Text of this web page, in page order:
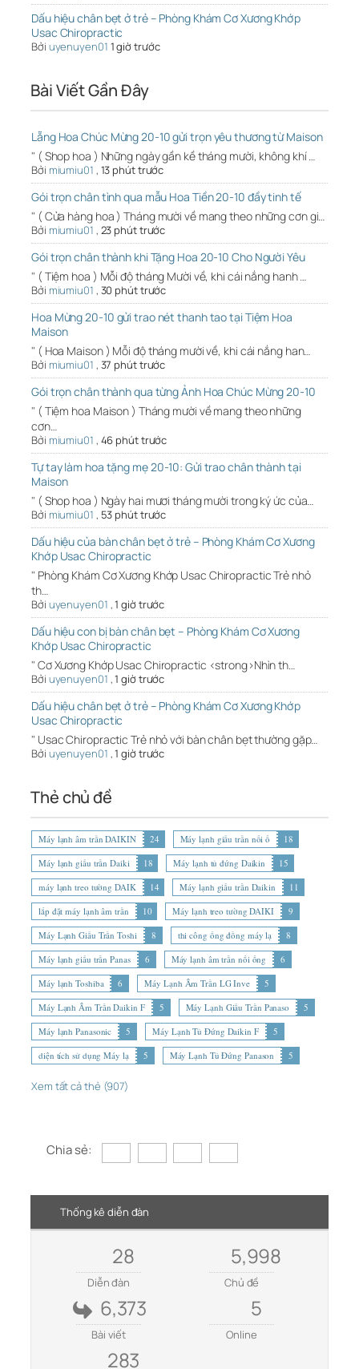
Dấu hiệu chân bẹt ở trẻ – Phòng Khám Cơ Xương Khớp
Usac Chiropractic
Bởi uyenuyen01 1 giờ trước
Bài Viết Gần Đây
Lẵng Hoa Chúc Mừng 20-10 gửi trọn yêu thương từ Maison
" ( Shop hoa ) Những ngày gần kề tháng mười, không khí …
Bởi miumiu01 , 13 phút trước
Gói trọn chân tình qua mẫu Hoa Tiền 20-10 đầy tinh tế
" ( Cửa hàng hoa ) Tháng mười về mang theo những cơn gi…
Bởi miumiu01 , 23 phút trước
Gói trọn chân thành khi Tặng Hoa 20-10 Cho Người Yêu
" ( Tiệm hoa ) Mỗi độ tháng Mười về, khi cái nắng hanh …
Bởi miumiu01 , 30 phút trước
Hoa Mừng 20-10 gửi trao nét thanh tao tại Tiệm Hoa
Maison
" ( Hoa Maison ) Mỗi độ tháng mười về, khi cái nắng han…
Bởi miumiu01 , 37 phút trước
Gói trọn chân thành qua từng Ảnh Hoa Chúc Mừng 20-10
" ( Tiệm hoa Maison ) Tháng mười về mang theo những
cơn…
Bởi miumiu01 , 46 phút trước
Tự tay làm hoa tặng mẹ 20-10: Gửi trao chân thành tại
Maison
" ( Shop hoa ) Ngày hai mươi tháng mười trong ký ức của…
Bởi miumiu01 , 53 phút trước
Dấu hiệu của bàn chân bẹt ở trẻ – Phòng Khám Cơ Xương
Khớp Usac Chiropractic
" Phòng Khám Cơ Xương Khớp Usac Chiropractic Trẻ nhỏ
th…
Bởi uyenuyen01 ,1 giờ trước
Dấu hiệu con bị bàn chân bẹt – Phòng Khám Cơ Xương
Khớp Usac Chiropractic
" Cơ Xương Khớp Usac Chiropractic <strong>Nhìn th…
Bởi uyenuyen01 ,1 giờ trước
Dấu hiệu chân bẹt ở trẻ – Phòng Khám Cơ Xương Khớp
Usac Chiropractic
" Usac Chiropractic Trẻ nhỏ với bàn chân bẹt thường gặp…
Bởi uyenuyen01 ,1 giờ trước
Thẻ chủ đề
Máy lạnh âm trần DAIKIN 24 Máy lạnh giấu trần nối ố
18
Máy lạnh giấu trần Daiki
18 Máy lạnh tủ đứng Daikin
15
máy lạnh treo tường DAIK
14 Máy lạnh giấu trần Daikin
11
lắp đặt máy lạnh âm trần
10 Máy lạnh treo tường DAIKI
9
Máy Lạnh Giấu Trần Toshi
8 thi công ống đồng máy lạ
8
Máy lạnh giấu trần Panas
6 Máy lạnh âm trần nối ống
6
Máy lạnh Toshiba
6 Máy Lạnh Âm Trần LG Inve
5
Máy Lạnh Âm Trần Daikin F
5 Máy Lạnh Giấu Trần Panaso
5
Máy lạnh Panasonic
5 Máy Lạnh Tủ Đứng Daikin F
5
diện tích sử dụng Máy lạ
5 Máy Lạnh Tủ Đứng Panason 5
Xem tất cả thẻ (907)
Chia sẻ:
Thống kê diễn đàn
28
Diễn đàn
5,998
Chủ đề
6,373
Bài viết
5
Online
283